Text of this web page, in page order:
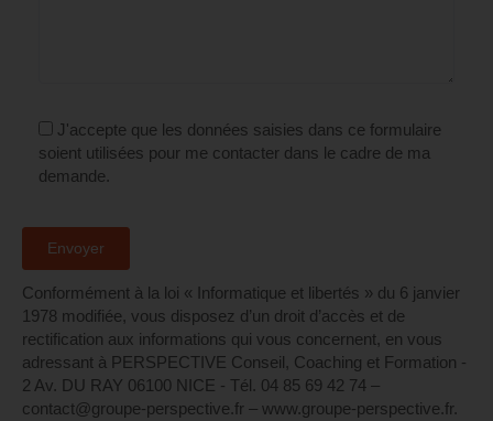
J'accepte que les données saisies dans ce formulaire
soient utilisées pour me contacter dans le cadre de ma
demande.
Conformément à la loi « Informatique et libertés » du 6 janvier
1978 modifiée, vous disposez d’un droit d’accès et de
rectification aux informations qui vous concernent, en vous
adressant à PERSPECTIVE Conseil, Coaching et Formation -
2 Av. DU RAY 06100 NICE - Tél. 04 85 69 42 74⁩ –
contact@groupe-perspective.fr – www.groupe-perspective.fr.